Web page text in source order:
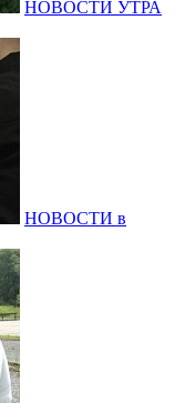
НОВОСТИ УТРА
НОВОСТИ в